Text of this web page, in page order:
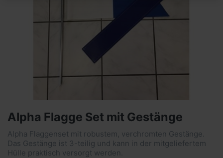
Alpha Flagge Set mit Gestänge
Alpha Flaggenset mit robustem, verchromten Gestänge.
Das Gestänge ist 3-teilig und kann in der mitgeliefertem
Hülle praktisch versorgt werden.